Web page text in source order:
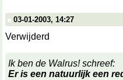
03-01-2003, 14:27
Verwijderd
Ik ben de Walrus! schreef:
Er is een natuurlijk een